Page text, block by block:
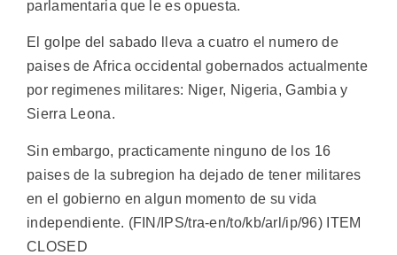
parlamentaria que le es opuesta.
El golpe del sabado lleva a cuatro el numero de
paises de Africa occidental gobernados actualmente
por regimenes militares: Niger, Nigeria, Gambia y
Sierra Leona.
Sin embargo, practicamente ninguno de los 16
paises de la subregion ha dejado de tener militares
en el gobierno en algun momento de su vida
independiente. (FIN/IPS/tra-en/to/kb/arl/ip/96) ITEM
CLOSED